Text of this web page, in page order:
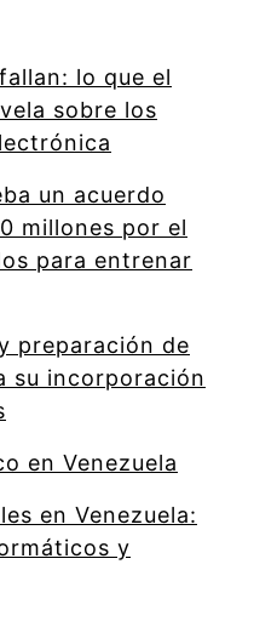
lo que el
sobre los
un acuerdo
millones por el
para entrenar
preparación de
su incorporación
en Venezuela
en Venezuela:
y